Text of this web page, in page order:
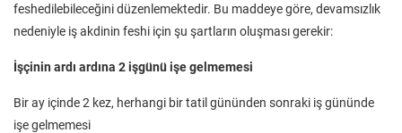
feshedilebileceğini düzenlemektedir. Bu maddeye göre, devamsızlık
nedeniyle iş akdinin feshi için şu şartların oluşması gerekir:
İşçinin ardı ardına 2 işgünü işe gelmemesi
Bir ay içinde 2 kez, herhangi bir tatil gününden sonraki iş gününde
işe gelmemesi